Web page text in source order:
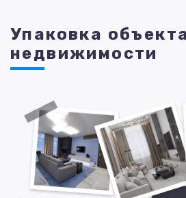
Упаковка
недвижимости